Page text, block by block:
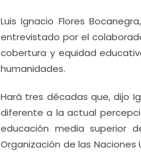
Luis Ignacio Flores
entrevistado por el
cobertura y equidad
humanidades.
Hará tres décadas que, dijo
diferente a la actual
educación media superior
Organización de las Naciones